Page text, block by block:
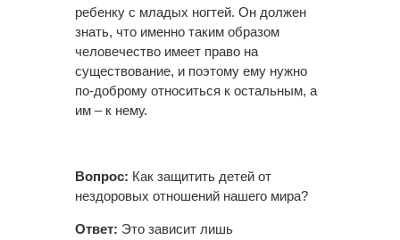
ребенку с младых ногтей. Он должен
знать, что именно таким образом
человечество имеет право на
существование, и поэтому ему нужно
по-доброму относиться к остальным, а
им – к нему.
Вопрос: Как защитить детей от
нездоровых отношений нашего мира?
Ответ: Это зависит лишь